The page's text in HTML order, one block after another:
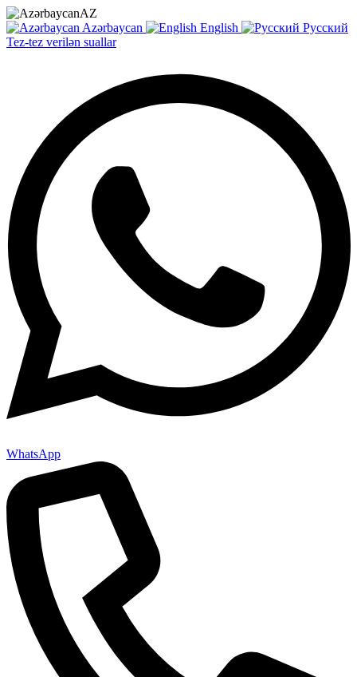
AZ
Azərbaycan
English
Русский
Tez-tez verilən suallar
WhatsApp